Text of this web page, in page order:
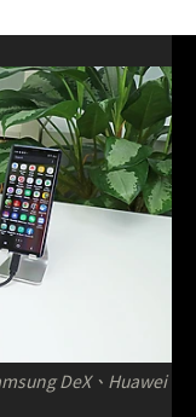
DeX、Huawei